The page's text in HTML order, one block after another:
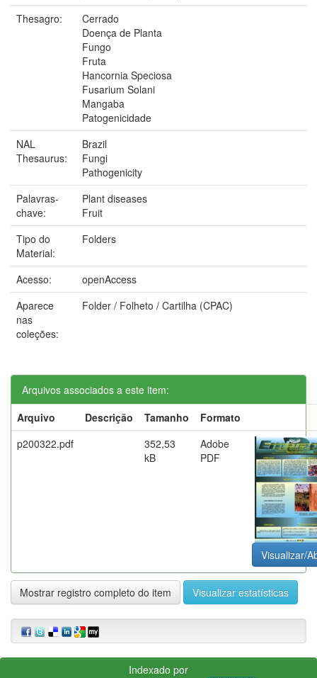
Thesagro:
Cerrado
Doença de Planta
Fungo
Fruta
Hancornia Speciosa
Fusarium Solani
Mangaba
Patogenicidade
NAL
Thesaurus:
Brazil
Fungi
Pathogenicity
Palavras-
chave:
Plant diseases
Fruit
Tipo do
Material:
Folders
Acesso:
openAccess
Aparece
nas
coleções:
Folder / Folheto / Cartilha (CPAC)
Arquivos associados a este item:
Arquivo
Descrição Tamanho
Formato
p200322.pdf
352,53
kB
Adobe
PDF
Visualizar/
Mostrar registro completo do item Visualizar estatísticas
Indexado por